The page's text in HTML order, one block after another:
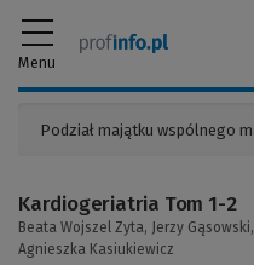
Menu
Kardiogeriatria Tom 1-2
Beata Wojszel Zyta, Jerzy Gąsowski,
Agnieszka Kasiukiewicz